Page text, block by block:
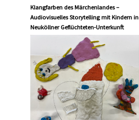
Klangfarben des Märchenlandes –
Audiovisuelles Storytelling mit Kindern in
Neuköllner Geflüchteten-Unterkunft